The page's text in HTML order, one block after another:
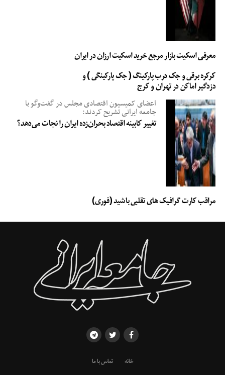
معرفی اسکیت بازار مرجع خرید اسکیت ارزان در ایران
کرکره برقی و جک درب پارکینگ ( جک پارکینگی ) و
دزدگیر اماکن در تهران و کرج
اعضای کمیسیون اقتصادی مجلس در گفت‌وگو با
جامعه ایرانی تشریح کردند:
تغییر کابینه اقتصاد بحران‌زده ایران را نجات می‌دهد؟
مراقب کارت گرافیک های تقلبی باشید (فوری)
خانه تماس با ما